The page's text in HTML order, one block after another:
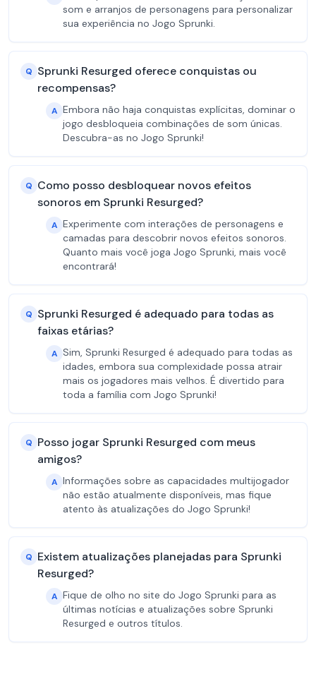
som e arranjos de personagens para personalizar
sua experiência no Jogo Sprunki.
Q Sprunki Resurged oferece conquistas ou
recompensas?
A Embora não haja conquistas explícitas, dominar o
jogo desbloqueia combinações de som únicas.
Descubra-as no Jogo Sprunki!
Q Como posso desbloquear novos efeitos
sonoros em Sprunki Resurged?
A Experimente com interações de personagens e
camadas para descobrir novos efeitos sonoros.
Quanto mais você joga Jogo Sprunki, mais você
encontrará!
Q Sprunki Resurged é adequado para todas as
faixas etárias?
A Sim, Sprunki Resurged é adequado para todas as
idades, embora sua complexidade possa atrair
mais os jogadores mais velhos. É divertido para
toda a família com Jogo Sprunki!
Q Posso jogar Sprunki Resurged com meus
amigos?
A Informações sobre as capacidades multijogador
não estão atualmente disponíveis, mas fique
atento às atualizações do Jogo Sprunki!
Q Existem atualizações planejadas para Sprunki
Resurged?
A Fique de olho no site do Jogo Sprunki para as
últimas notícias e atualizações sobre Sprunki
Resurged e outros títulos.